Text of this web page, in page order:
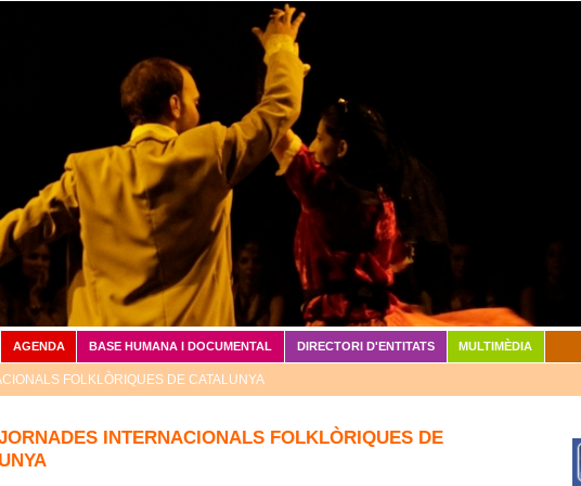
Vés al contingut
INTERNACIONALS FOLKLÒRIQUES DE
AGENDA BASE HUMANA I DOCUMENTAL DIRECTORI D'ENTITATS MULTIMÈDIA
FOLKLÒRIQUES DE CATALUNYA